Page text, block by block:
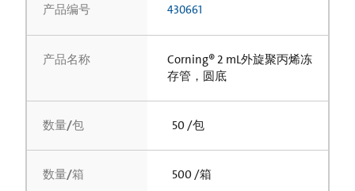
产品编号 430661
产品名称
Corning® 2 mL外旋聚丙烯冻
存管，圆底
数量/包 50 /包
数量/箱 500 /箱